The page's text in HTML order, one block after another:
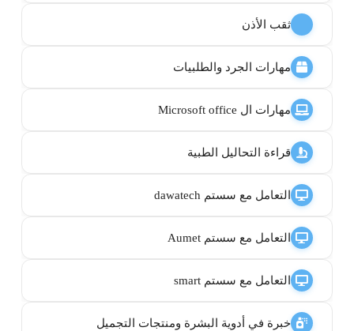
ثقب الأذن
مهارات الجرد والطلبيات
مهارات ال Microsoft office
قراءة التحاليل الطبية
التعامل مع سستم dawatech
التعامل مع سستم Aumet
التعامل مع سستم smart
خبرة في أدوية البشرة ومنتجات التجميل